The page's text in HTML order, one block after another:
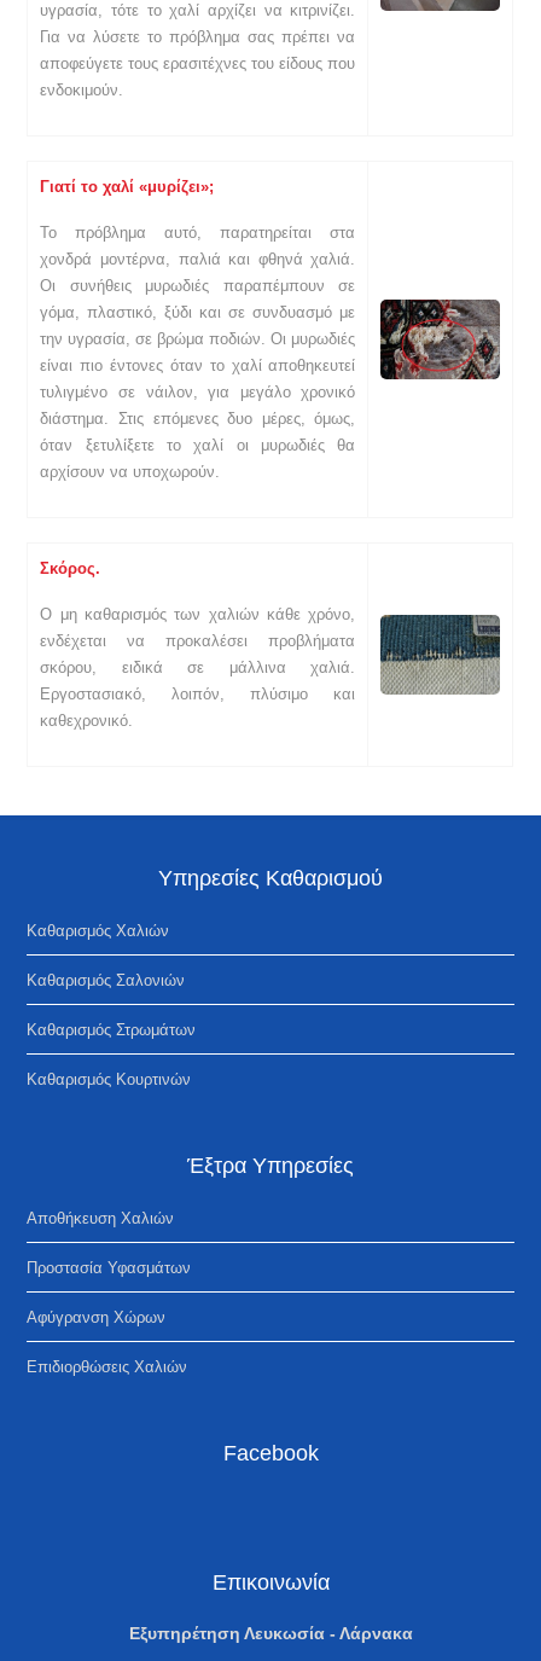
υγρασία, τότε το χαλί αρχίζει να κιτρινίζει.
Για να λύσετε το πρόβλημα σας πρέπει να
αποφεύγετε τους ερασιτέχνες του είδους που
ενδοκιμούν.
Γιατί το χαλί «μυρίζει»;
Το πρόβλημα αυτό, παρατηρείται στα
χονδρά μοντέρνα, παλιά και φθηνά χαλιά.
Οι συνήθεις μυρωδιές παραπέμπουν σε
γόμα, πλαστικό, ξύδι και σε συνδυασμό με
την υγρασία, σε βρώμα ποδιών. Οι μυρωδιές
είναι πιο έντονες όταν το χαλί αποθηκευτεί
τυλιγμένο σε νάιλον, για μεγάλο χρονικό
διάστημα. Στις επόμενες δυο μέρες, όμως,
όταν ξετυλίξετε το χαλί οι μυρωδιές θα
αρχίσουν να υποχωρούν.
Σκόρος.
Ο μη καθαρισμός των χαλιών κάθε χρόνο,
ενδέχεται να προκαλέσει προβλήματα
σκόρου, ειδικά σε μάλλινα χαλιά.
Εργοστασιακό, λοιπόν, πλύσιμο και
καθεχρονικό.
Υπηρεσίες Καθαρισμού
Καθαρισμός Χαλιών
Καθαρισμός Σαλονιών
Kαθαρισμός Στρωμάτων
Καθαρισμός Κουρτινών
Έξτρα Υπηρεσίες
Αποθήκευση Χαλιών
Προστασία Υφασμάτων
Αφύγρανση Χώρων
Επιδιορθώσεις Χαλιών
Facebook
Επικοινωνία
Εξυπηρέτηση Λευκωσία - Λάρνακα